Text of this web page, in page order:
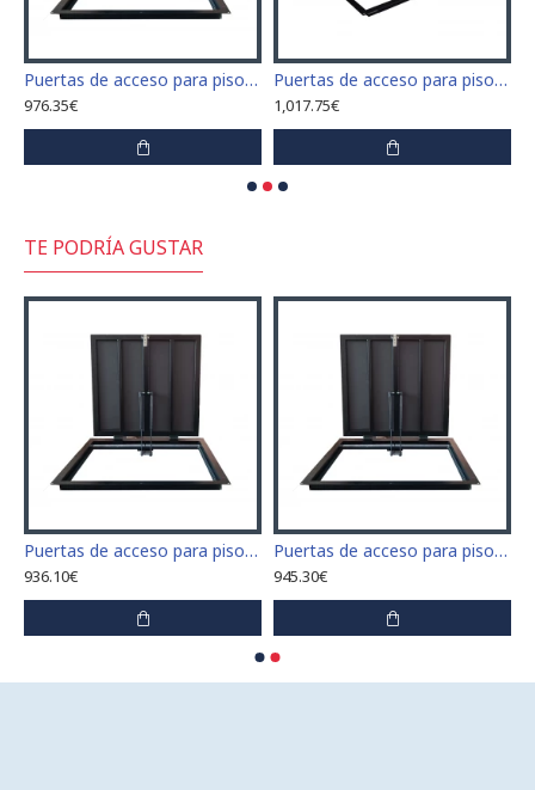
Puertas de acceso para piso tamaño70 cm x 90 cm "H"
976.35€
Puertas de acceso para piso tamaño 70 cm x 100 cm "H"
1,017.75€
TE PODRÍA GUSTAR
Puertas de acceso para piso tamaño 60 cm x 70 cm "H"
936.10€
Puertas de acceso para piso tamaño 60 cm x 80 cm "H"
945.30€